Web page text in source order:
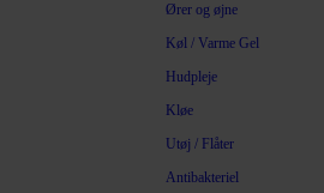
Ører og øjne
Køl / Varme Gel
Hudpleje
Kløe
Utøj / Flåter
Antibakteriel